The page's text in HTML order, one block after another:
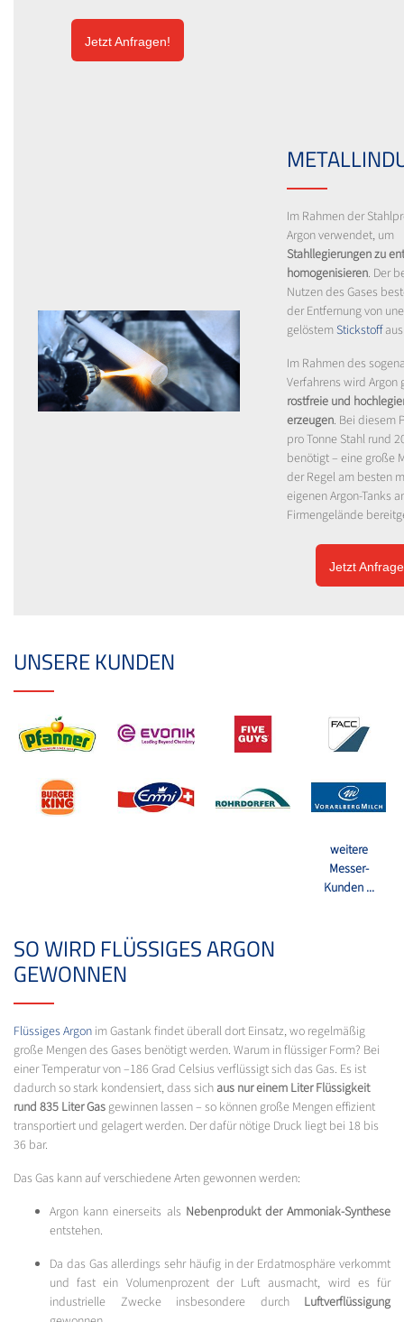
Jetzt Anfragen!
Im Rahmen der
Argon verwendet, um
Stahllegierungen zu
homogenisieren. Der
Nutzen des Gases
der Entfernung von
gelöstemStickstoff
Im Rahmen des
Verfahrens wird Argon
rostfreie und
erzeugen. Bei diesem
pro Tonne Stahl rund
benötigt – eine große
der Regel am besten
eigenen Argon-Tanks
Firmengelände
Jetzt
UNSERE KUNDEN
weitere
Messer-
Kunden ...
SO WIRD FLÜSSIGES ARGON
GEWONNEN
Flüssiges Argon im Gastank findet überall dort Einsatz, wo regelmäßig
große Mengen des Gases benötigt werden. Warum in flüssiger Form? Bei
einer Temperatur von –186 Grad Celsius verflüssigt sich das Gas. Es ist
dadurch so stark kondensiert, dass sich aus nur einem Liter Flüssigkeit
rund 835 Liter Gas gewinnen lassen – so können große Mengen effizient
transportiert und gelagert werden. Der dafür nötige Druck liegt bei 18 bis
36 bar.
Das Gas kann auf verschiedene Arten gewonnen werden:
Argon kann einerseits als Nebenprodukt der Ammoniak-Synthese
entstehen.
Da das Gas allerdings sehr häufig in der Erdatmosphäre verkommt
und fast ein Volumenprozent der Luft ausmacht, wird es für
industrielle Zwecke insbesondere durch Luftverflüssigung